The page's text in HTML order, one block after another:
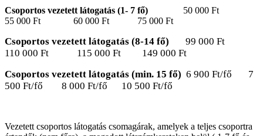
Csoportos vezetett látogatás (1- 7 fő) 50 000 Ft
55 000 Ft 60 000 Ft 75 000 Ft
Csoportos vezetett látogatás (8-14 fő) 99 000 Ft
110 000 Ft 115 000 Ft 149 000 Ft
Csoportos vezetett látogatás (min. 15 fő) 6 900 Ft/fő 7
500 Ft/fő 8 000 Ft/fő 10 500 Ft/fő
Vezetett csoportos látogatás csomagárak, amelyek a teljes csoportra